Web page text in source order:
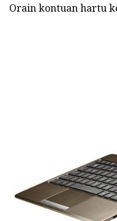
Orain kontuan hartu